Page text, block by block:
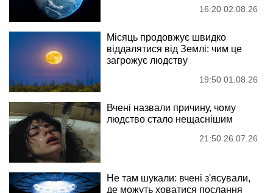
16:20 02.08.26
Місяць продовжує швидко
віддалятися від Землі: чим це
загрожує людству
19:50 01.08.26
Вчені назвали причину, чому
людство стало нещаснішим
21:50 26.07.26
Не там шукали: вчені з'ясували,
де можуть ховатися послання